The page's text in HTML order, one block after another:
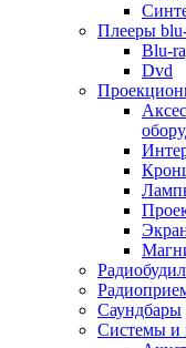
Смартфоны
Плееры
Blu-
Dvd
Саундбары
Системы и